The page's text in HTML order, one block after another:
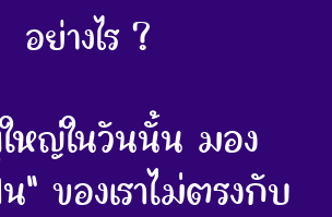
อย่างไร ?
หญ่ในวันนั้น มอง
" ของเราไม่ตรงกับ